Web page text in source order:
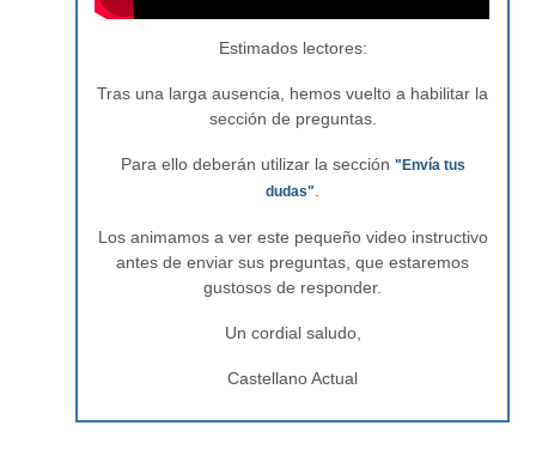
Estimados lectores:
Tras una larga ausencia, hemos vuelto a habilitar la
sección de preguntas.
Para ello deberán utilizar la sección "Envía tus
dudas".
Los animamos a ver este pequeño video instructivo
antes de enviar sus preguntas, que estaremos
gustosos de responder.
Un cordial saludo,
Castellano Actual